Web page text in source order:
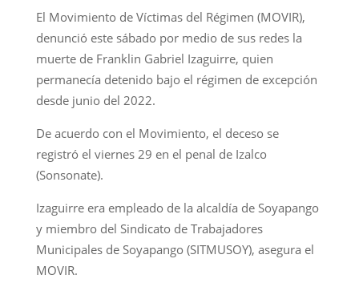
El Movimiento de Víctimas del Régimen (MOVIR),
denunció este sábado por medio de sus redes la
muerte de Franklin Gabriel Izaguirre, quien
permanecía detenido bajo el régimen de excepción
desde junio del 2022.
De acuerdo con el Movimiento, el deceso se
registró el viernes 29 en el penal de Izalco
(Sonsonate).
Izaguirre era empleado de la alcaldía de Soyapango
y miembro del Sindicato de Trabajadores
Municipales de Soyapango (SITMUSOY), asegura el
MOVIR.